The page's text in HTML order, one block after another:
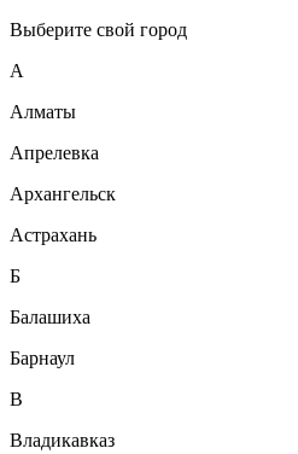
Выберите свой город
А
Алматы
Апрелевка
Архангельск
Астрахань
Б
Балашиха
Барнаул
В
Владикавказ